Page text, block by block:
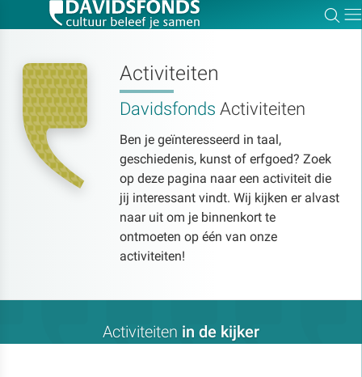
Activiteiten
Davidsfonds Activiteiten
Ben je geïnteresseerd in taal,
geschiedenis, kunst of erfgoed? Zoek
op deze pagina naar een activiteit die
jij interessant vindt. Wij kijken er alvast
naar uit om je binnenkort te
ontmoeten op één van onze
activiteiten!
Activiteiten in de kijker
Zoek:
Zoeken